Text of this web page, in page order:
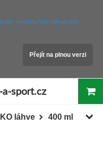
eko-vyrobky/eko-lahve/400-
Přejít na plnou verzi
sport.cz
400 ml
láhve